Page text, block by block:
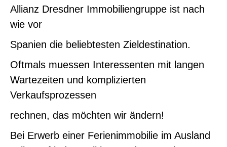
Allianz Dresdner Immobiliengruppe ist nach
wie vor
Spanien die beliebtesten Zieldestination.
Oftmals muessen Interessenten mit langen
Wartezeiten und komplizierten
Verkaufsprozessen
rechnen, das möchten wir ändern!
Bei Erwerb einer Ferienimmobilie im Ausland